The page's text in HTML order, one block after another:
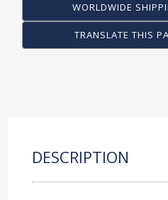
WORLDWIDE
TRANSLATE THIS
DESCRIPTION